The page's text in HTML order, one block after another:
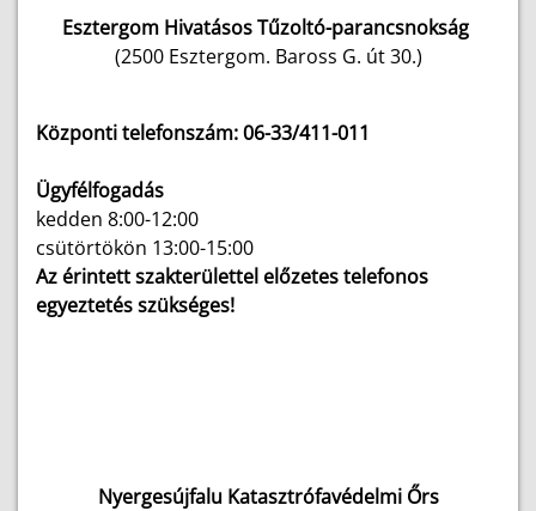
Esztergom Hivatásos Tűzoltó-parancsnokság
(2500 Esztergom. Baross G. út 30.)
Központi telefonszám: 06-33/411-011
Ügyfélfogadás
kedden 8:00-12:00
csütörtökön 13:00-15:00
Az érintett szakterülettel előzetes telefonos
egyeztetés szükséges!
Nyergesújfalu Katasztrófavédelmi Őrs